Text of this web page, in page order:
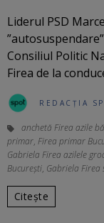
Liderul PSD
Consiliul Politic
Firea de la
REDACȚIA
anchetă Firea azile
primar, Firea primar
Gabriela Firea azilele
București, Gabriela Firea
Citește